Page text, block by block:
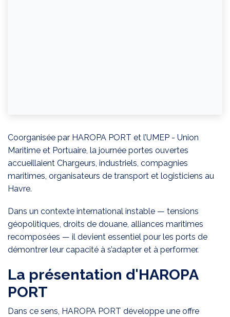
Coorganisée par HAROPA PORT et l’UMEP - Union
Maritime et Portuaire, la journée portes ouvertes
accueillaient Chargeurs, industriels, compagnies
maritimes, organisateurs de transport et logisticiens au
Havre.
Dans un contexte international instable — tensions
géopolitiques, droits de douane, alliances maritimes
recomposées — il devient essentiel pour les ports de
démontrer leur capacité à s’adapter et à performer.
La présentation d'HAROPA
PORT
Dans ce sens, HAROPA PORT développe une offre